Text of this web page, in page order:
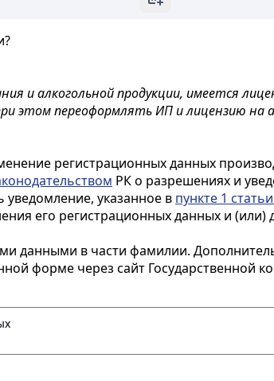
и алкогольной продукции, имеется
этом переоформлять ИП и лицензию на
регистрационных данных
РК о разрешениях и
уведомление, указанное в пункте 1
его регистрационных данных и (или)
данными в части фамилии.
форме через сайт Государственной